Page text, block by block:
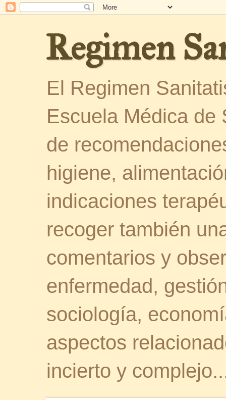
Regimen
El Regimen
Escuela Médica de
de
higiene,
indicaciones
recoger también
comentarios y
enfermedad,
sociología,
aspectos
incierto y